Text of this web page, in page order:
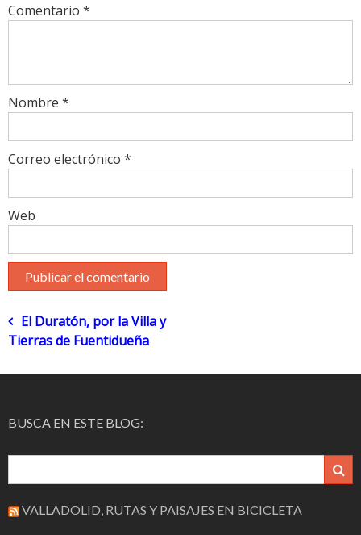
Comentario *
Nombre *
Correo electrónico *
Web
Navegación
El Duratón, por la Villa y
Tierras de Fuentidueña
BUSCA EN ESTE BLOG:
VALLADOLID, RUTAS Y PAISAJES EN BICICLETA